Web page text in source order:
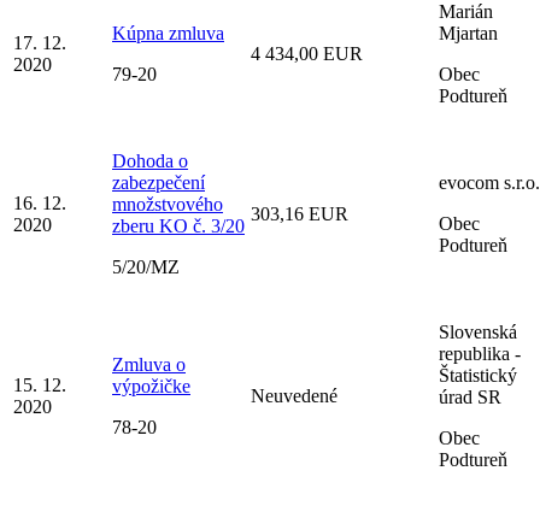
17. 12.
2020
Kúpna zmluva
79-20
4 434,00 EUR
Marián
Mjartan
Obec
Podtureň
16. 12.
2020
Dohoda o
zabezpečení
množstvového
zberu KO č. 3/20
5/20/MZ
303,16 EUR
evocom s.r.o.
Obec
Podtureň
15. 12.
2020
Zmluva o
výpožičke
78-20
Neuvedené
Slovenská
republika -
Štatistický
úrad SR
Obec
Podtureň